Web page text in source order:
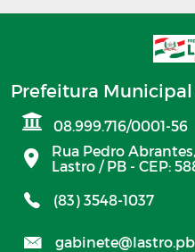
Prefeitura Municipal
08.999.716/0001-56
Rua Pedro
Lastro / PB - CEP:
(83) 3548-1037